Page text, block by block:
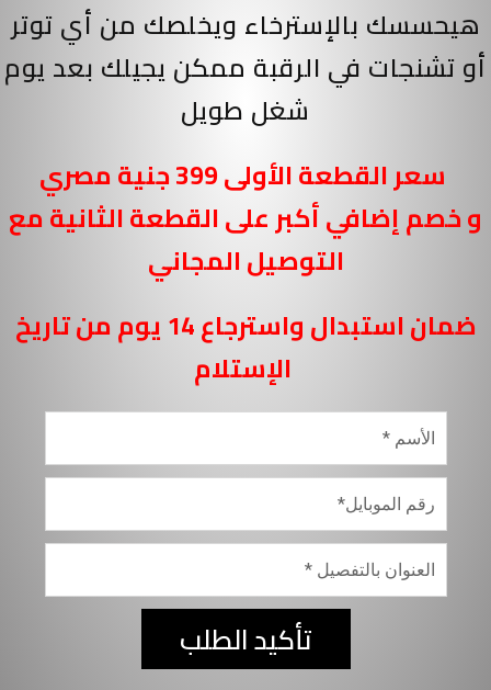
هيحسسك بالإسترخاء ويخلصك من أي توتر
أو تشنجات في الرقبة ممكن يجيلك بعد يوم
شغل طويل
و خصم إضافي أكبر على القطعة الثانية مع
التوصيل المجاني
ضمان استبدال واسترجاع 14 يوم من تاريخ
تأكيد الطلب